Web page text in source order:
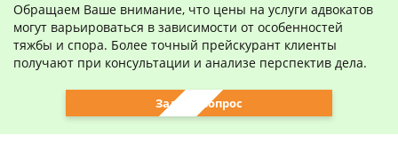
Обращаем Ваше внимание, что цены на услуги адвокатов
могут варьироваться в зависимости от особенностей
тяжбы и спора. Более точный прейскурант клиенты
получают при консультации и анализе перспектив дела.
Задать вопрос